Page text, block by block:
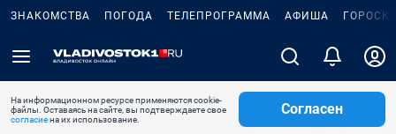
ЗНАКОМСТВА ПОГОДА ТЕЛЕПРОГРАММА АФИША
На информационном ресурсе применяются cookie-
файлы. Оставаясь на сайте, вы подтверждаете свое
согласиена их использование.
Согласен